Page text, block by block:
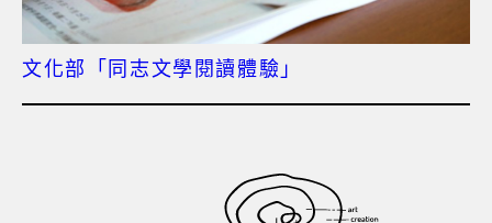
文化部「同志文學閱讀體驗」